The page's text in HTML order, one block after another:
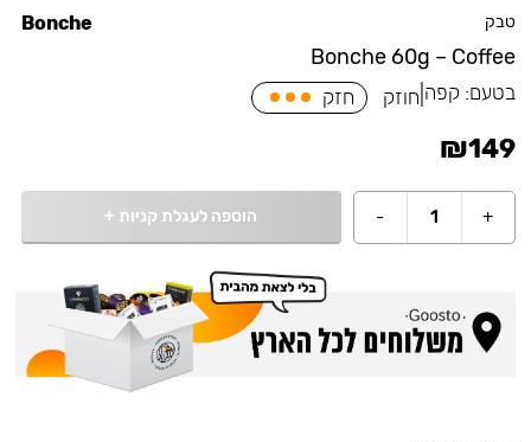
טבק
Bonche 60g – Coffee
Bonche
בטעם: קפה חוזק חזק
₪149
+
1
- הוספה לעגלת קניות +